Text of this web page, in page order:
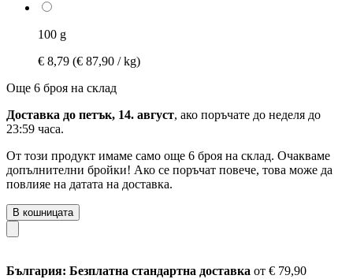
100 g
€ 8,79 (€ 87,90 / kg)
Още 6 броя на склад
Доставка до петък, 14. август, ако поръчате до неделя до
23:59 часа.
От този продукт имаме само още 6 броя на склад. Очакваме
допълнителни бройки! Ако се поръчат повече, това може да
повлияе на датата на доставка.
В кошницата
България: Безплатна стандартна доставка от € 79,90